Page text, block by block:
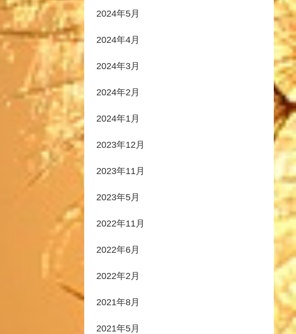
2024年5月
2024年4月
2024年3月
2024年2月
2024年1月
2023年12月
2023年11月
2023年5月
2022年11月
2022年6月
2022年2月
2021年8月
2021年5月